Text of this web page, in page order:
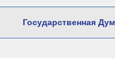
Государственная